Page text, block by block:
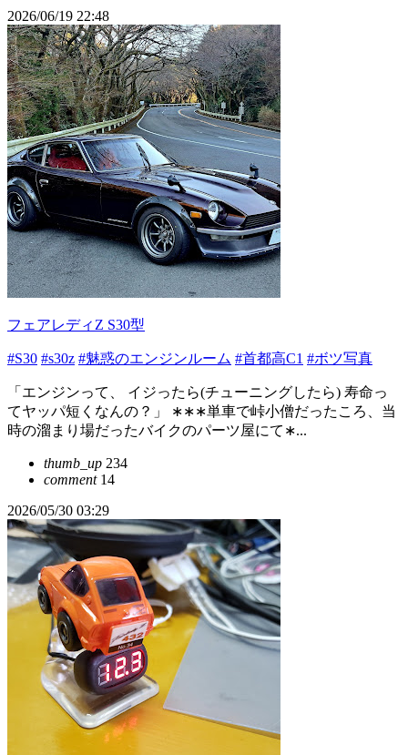
2026/06/19 22:48
フェアレディZ S30型
#S30 #s30z #魅惑のエンジンルーム #首都高C1 #ボツ写真
「エンジンって、 イジったら(チューニングしたら) 寿命っ
てヤッパ短くなんの？」 ∗∗∗単車で峠小僧だったころ、当
時の溜まり場だったバイクのパーツ屋にて∗...
thumb_up 234
comment14
2026/05/30 03:29